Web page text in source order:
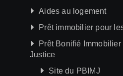
Aides au logement
Prêt immobilier pour
Prêt Bonifié
Justice
Site du PBIMJ